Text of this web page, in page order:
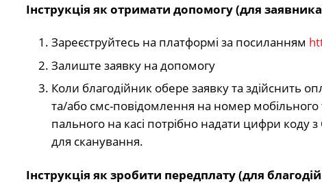
Інструкція як отримати допомогу (для
Зареєструйтесь на платформі за посиланням
Залиште заявку на допомогу
Коли благодійник обере заявку та здійснить
та/або смс-повідомлення на номер
пального на касі потрібно надати цифри коду
для сканування.
Інструкція як зробити передплату (для